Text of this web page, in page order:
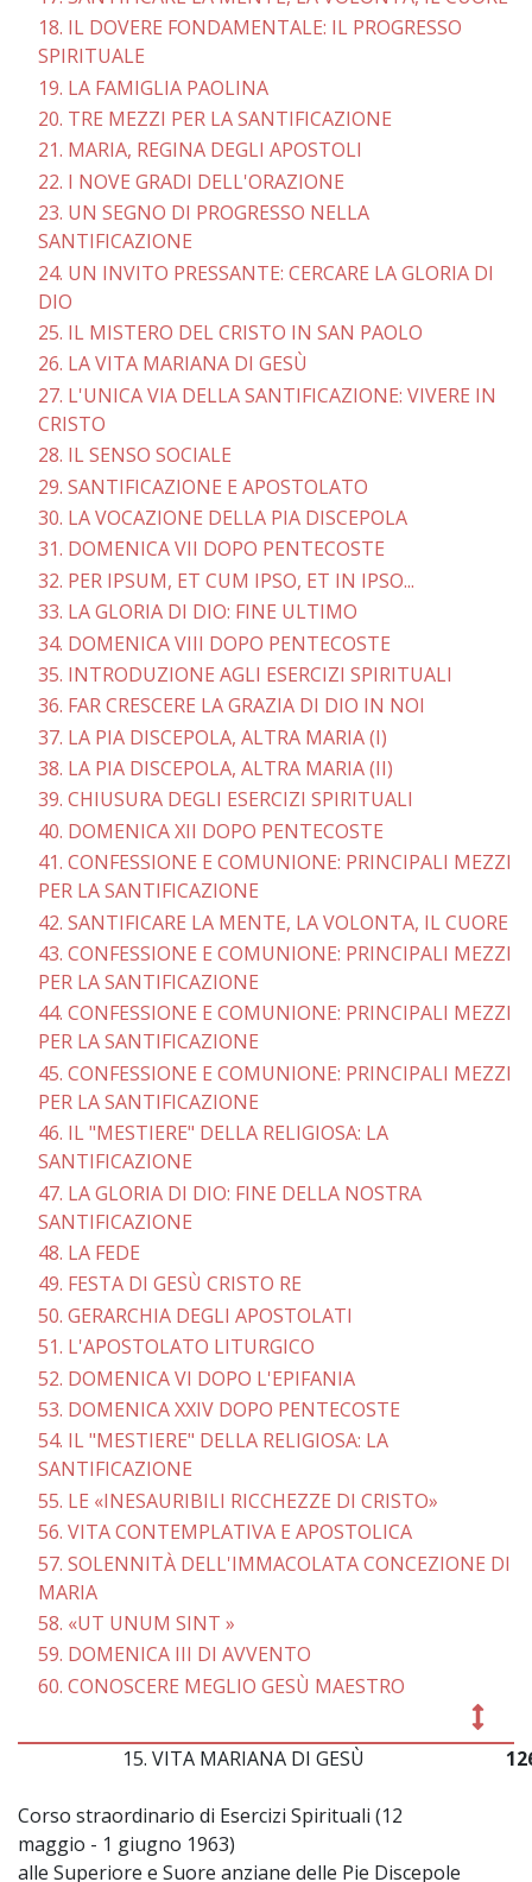
18. IL DOVERE FONDAMENTALE: IL PROGRESSO
SPIRITUALE
19. LA FAMIGLIA PAOLINA
20. TRE MEZZI PER LA SANTIFICAZIONE
21. MARIA, REGINA DEGLI APOSTOLI
22. I NOVE GRADI DELL'ORAZIONE
23. UN SEGNO DI PROGRESSO NELLA
SANTIFICAZIONE
24. UN INVITO PRESSANTE: CERCARE LA GLORIA DI
DIO
25. IL MISTERO DEL CRISTO IN SAN PAOLO
26. LA VITA MARIANA DI GESÙ
27. L'UNICA VIA DELLA SANTIFICAZIONE: VIVERE IN
CRISTO
28. IL SENSO SOCIALE
29. SANTIFICAZIONE E APOSTOLATO
30. LA VOCAZIONE DELLA PIA DISCEPOLA
31. DOMENICA VII DOPO PENTECOSTE
32. PER IPSUM, ET CUM IPSO, ET IN IPSO...
33. LA GLORIA DI DIO: FINE ULTIMO
34. DOMENICA VIII DOPO PENTECOSTE
35. INTRODUZIONE AGLI ESERCIZI SPIRITUALI
36. FAR CRESCERE LA GRAZIA DI DIO IN NOI
37. LA PIA DISCEPOLA, ALTRA MARIA (I)
38. LA PIA DISCEPOLA, ALTRA MARIA (II)
39. CHIUSURA DEGLI ESERCIZI SPIRITUALI
40. DOMENICA XII DOPO PENTECOSTE
41. CONFESSIONE E COMUNIONE: PRINCIPALI MEZZI
PER LA SANTIFICAZIONE
42. SANTIFICARE LA MENTE, LA VOLONTA, IL CUORE
43. CONFESSIONE E COMUNIONE: PRINCIPALI MEZZI
PER LA SANTIFICAZIONE
44. CONFESSIONE E COMUNIONE: PRINCIPALI MEZZI
PER LA SANTIFICAZIONE
45. CONFESSIONE E COMUNIONE: PRINCIPALI MEZZI
PER LA SANTIFICAZIONE
46. IL "MESTIERE" DELLA RELIGIOSA: LA
SANTIFICAZIONE
47. LA GLORIA DI DIO: FINE DELLA NOSTRA
SANTIFICAZIONE
48. LA FEDE
49. FESTA DI GESÙ CRISTO RE
50. GERARCHIA DEGLI APOSTOLATI
51. L'APOSTOLATO LITURGICO
52. DOMENICA VI DOPO L'EPIFANIA
53. DOMENICA XXIV DOPO PENTECOSTE
54. IL "MESTIERE" DELLA RELIGIOSA: LA
SANTIFICAZIONE
55. LE «INESAURIBILI RICCHEZZE DI CRISTO»
56. VITA CONTEMPLATIVA E APOSTOLICA
57. SOLENNITÀ DELL'IMMACOLATA CONCEZIONE DI
MARIA
58. «UT UNUM SINT »
59. DOMENICA III DI AVVENTO
60. CONOSCERE MEGLIO GESÙ MAESTRO
15. VITA MARIANA DI GESÙ
Corso straordinario di Esercizi Spirituali (12
maggio - 1 giugno 1963)
alle Superiore e Suore anziane delle Pie Discepole